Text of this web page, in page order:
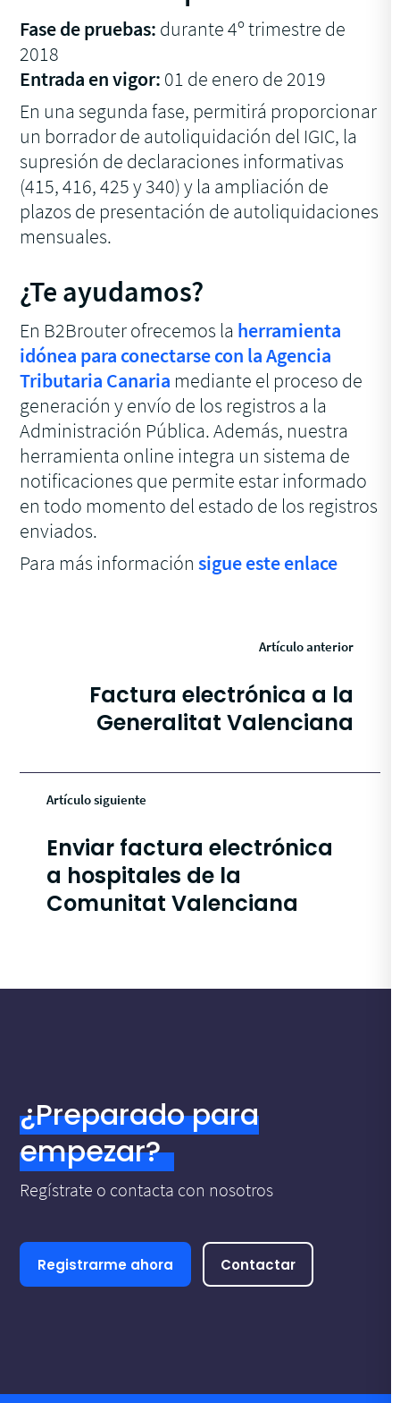
Fase de pruebas: durante 4º trimestre de
2018
Entrada en vigor: 01 de enero de 2019
En una segunda fase, permitirá proporcionar
un borrador de autoliquidación del IGIC, la
supresión de declaraciones informativas
(415, 416, 425 y 340) y la ampliación de
plazos de presentación de autoliquidaciones
mensuales.
¿Te ayudamos?
En B2Brouter ofrecemos la herramienta
idónea para conectarse con la Agencia
Tributaria Canaria mediante el proceso de
generación y envío de los registros a la
Administración Pública. Además, nuestra
herramienta online integra un sistema de
notificaciones que permite estar informado
en todo momento del estado de los registros
enviados.
Para más informaciónsigue este enlace
Artículo anterior
Factura electrónica a la
Generalitat Valenciana
Artículo siguiente
Enviar factura electrónica
a hospitales de la
Comunitat Valenciana
¿Preparado para
empezar?
Regístrate o contacta con nosotros
Registrarme ahora Contactar